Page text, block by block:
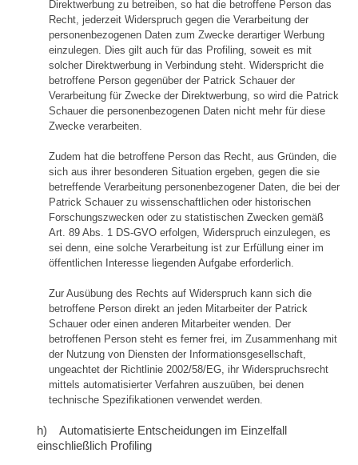
Direktwerbung zu betreiben, so hat die betroffene Person das
Recht, jederzeit Widerspruch gegen die Verarbeitung der
personenbezogenen Daten zum Zwecke derartiger Werbung
einzulegen. Dies gilt auch für das Profiling, soweit es mit
solcher Direktwerbung in Verbindung steht. Widerspricht die
betroffene Person gegenüber der Patrick Schauer der
Verarbeitung für Zwecke der Direktwerbung, so wird die Patrick
Schauer die personenbezogenen Daten nicht mehr für diese
Zwecke verarbeiten.
Zudem hat die betroffene Person das Recht, aus Gründen, die
sich aus ihrer besonderen Situation ergeben, gegen die sie
betreffende Verarbeitung personenbezogener Daten, die bei der
Patrick Schauer zu wissenschaftlichen oder historischen
Forschungszwecken oder zu statistischen Zwecken gemäß
Art. 89 Abs. 1 DS-GVO erfolgen, Widerspruch einzulegen, es
sei denn, eine solche Verarbeitung ist zur Erfüllung einer im
öffentlichen Interesse liegenden Aufgabe erforderlich.
Zur Ausübung des Rechts auf Widerspruch kann sich die
betroffene Person direkt an jeden Mitarbeiter der Patrick
Schauer oder einen anderen Mitarbeiter wenden. Der
betroffenen Person steht es ferner frei, im Zusammenhang mit
der Nutzung von Diensten der Informationsgesellschaft,
ungeachtet der Richtlinie 2002/58/EG, ihr Widerspruchsrecht
mittels automatisierter Verfahren auszuüben, bei denen
technische Spezifikationen verwendet werden.
h) Automatisierte Entscheidungen im Einzelfall
einschließlich Profiling